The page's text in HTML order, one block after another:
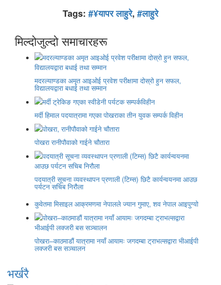
Tags: #¥यापर लाहुरे, #लाहुरे
मिल्दोजुल्दो समाचारहरू
मदरल्याण्डका अमृत आइओई प्रवेश परीक्षामा दोस्रो हुन सफल,
विद्यालयद्वारा बधाई तथा सम्मान
मर्दी हिमाल पदयात्रामा गएका पोखराका तीन युवक सम्पर्क विहीन
पोखरा रानीपौवाको गाईने चौतारा
पदयात्री सूचना व्यवस्थापन प्रणाली (टिम्स) छिटै कार्यन्वयनमा आउछ
पर्यटन सचिब निरौला
कुवेतमा मिसाइल आक्रमणमा नेपालले ज्यान गुमाए, शव नेपाल आइपुग्यो
पोखरा–काठमाडौं यात्रामा नयाँ आयामः जगदम्बा ट्राभल्सद्वारा भीआईपी
लक्जरी बस सञ्चालन
भर्खरै